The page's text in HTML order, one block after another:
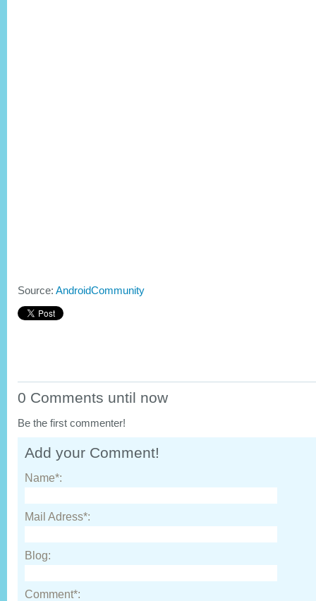
Source: AndroidCommunity
0 Comments until now
Be the first commenter!
Add your Comment!
Name*:
Mail Adress*:
Blog:
Comment*: